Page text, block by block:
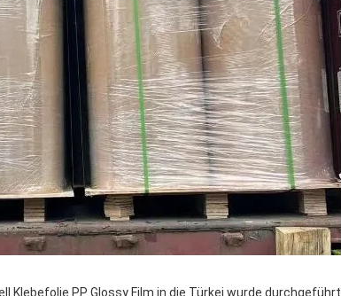
Klebefolie PP Glossy Film in die Türkei wurde durchgeführt.